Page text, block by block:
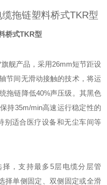
桥式TKR型
舰产品，采用26mm短节距设
节间无滑动接触的技术，将运
拖链降低40%声压级。其黑色
持35m/min高速运行稳定性的
别适合医疗设备和无尘车间等
，支持最多5层电缆分层管
择单侧固定、双侧固定或全滑